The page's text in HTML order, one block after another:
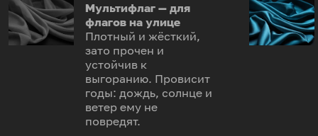
Мультифлаг — для
флагов на улице
Плотный и жёсткий,
зато прочен и
устойчив к
выгоранию. Провисит
годы: дождь, солнце и
ветер ему не
повредят.